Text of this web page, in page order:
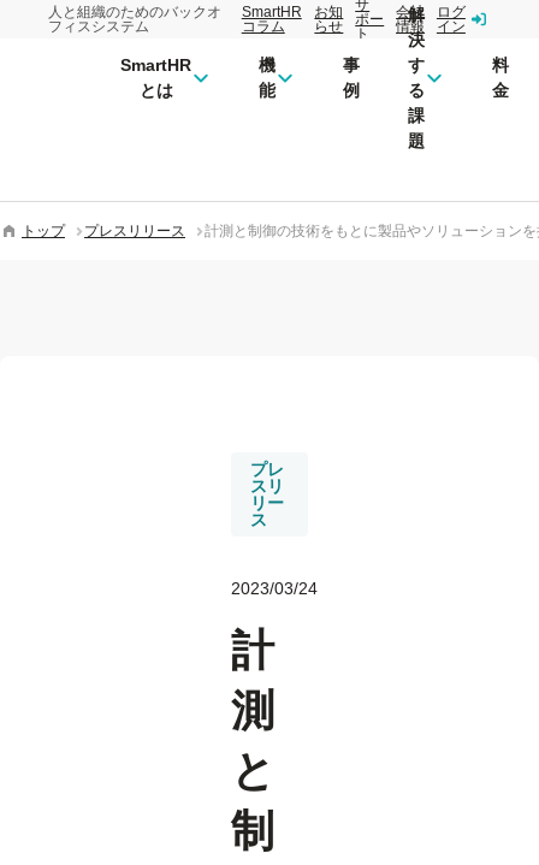
人と組織のためのバックオ
フィスシステム
SmartHR
コラム
お知
らせ
サ
ポー
ト
会社
情報
ログ
イン
SmartHR
とは
機
能
事
例
解
決
す
る
課
題
料
金
トップ プレスリリース 計測と制御の技術をもとに製品やソリューション
プレ
スリ
リー
ス
2023/03/24
計
測
と
制